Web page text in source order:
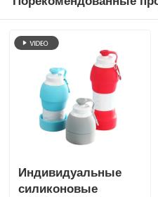
Индивидуальные
силиконовые